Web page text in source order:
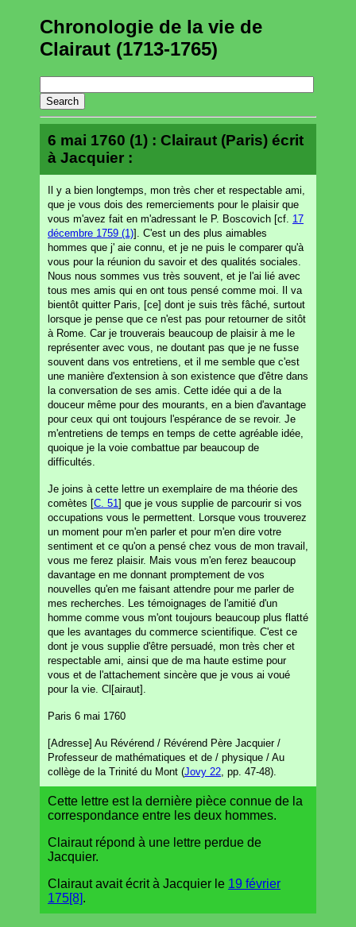
Chronologie de la vie de
Clairaut (1713-1765)
6 mai 1760 (1) : Clairaut (Paris) écrit
à Jacquier :
Il y a bien longtemps, mon très cher et respectable ami,
que je vous dois des remerciements pour le plaisir que
vous m'avez fait en m'adressant le P. Boscovich [cf. 17
décembre 1759 (1)]. C'est un des plus aimables
hommes que j' aie connu, et je ne puis le comparer qu'à
vous pour la réunion du savoir et des qualités sociales.
Nous nous sommes vus très souvent, et je l'ai lié avec
tous mes amis qui en ont tous pensé comme moi. Il va
bientôt quitter Paris, [ce] dont je suis très fâché, surtout
lorsque je pense que ce n'est pas pour retourner de sitôt
à Rome. Car je trouverais beaucoup de plaisir à me le
représenter avec vous, ne doutant pas que je ne fusse
souvent dans vos entretiens, et il me semble que c'est
une manière d'extension à son existence que d'être dans
la conversation de ses amis. Cette idée qui a de la
douceur même pour des mourants, en a bien d'avantage
pour ceux qui ont toujours l'espérance de se revoir. Je
m'entretiens de temps en temps de cette agréable idée,
quoique je la voie combattue par beaucoup de
difficultés.
Je joins à cette lettre un exemplaire de ma théorie des
comètes [C. 51 ] que je vous supplie de parcourir si vos
occupations vous le permettent. Lorsque vous trouverez
un moment pour m'en parler et pour m'en dire votre
sentiment et ce qu'on a pensé chez vous de mon travail,
vous me ferez plaisir. Mais vous m'en ferez beaucoup
davantage en me donnant promptement de vos
nouvelles qu'en me faisant attendre pour me parler de
mes recherches. Les témoignages de l'amitié d'un
homme comme vous m'ont toujours beaucoup plus flatté
que les avantages du commerce scientifique. C'est ce
dont je vous supplie d'être persuadé, mon très cher et
respectable ami, ainsi que de ma haute estime pour
vous et de l'attachement sincère que je vous ai voué
pour la vie. Cl[airaut].
Paris 6 mai 1760
[Adresse] Au Révérend / Révérend Père Jacquier /
Professeur de mathématiques et de / physique / Au
collège de la Trinité du Mont (Jovy 22 , pp. 47-48).
Cette lettre est la dernière pièce connue de la
correspondance entre les deux hommes.
Clairaut répond à une lettre perdue de
Jacquier.
Clairaut avait écrit à Jacquier le 19 février
175[8].